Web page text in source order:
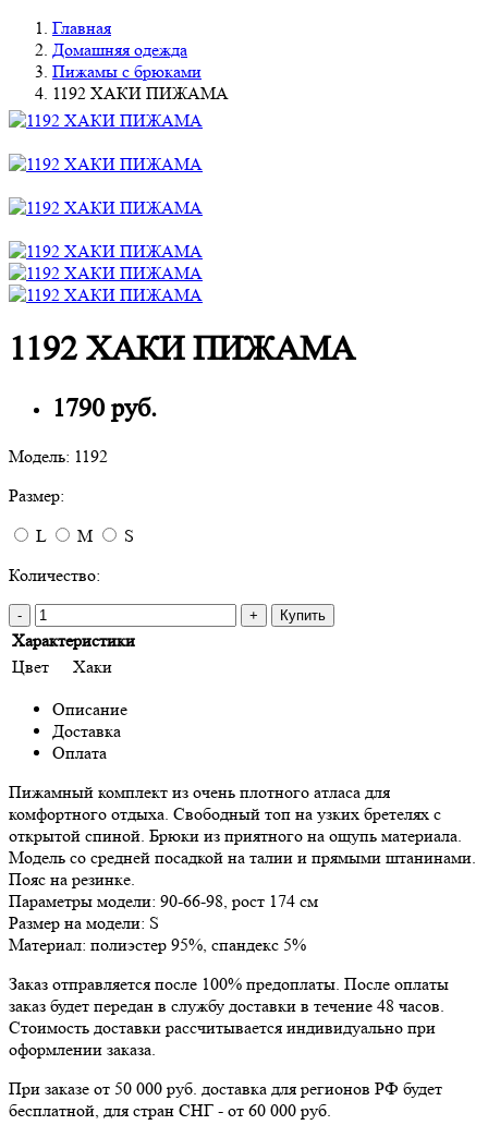
Главная
Домашняя одежда
Пижамы с брюками
1192 ХАКИ ПИЖАМА
1192 ХАКИ ПИЖАМА
1790 руб.
Модель: 1192
Размер:
L
M
S
Количество:
- + Купить
Характеристики
Цвет
Хаки
Описание
Доставка
Оплата
Пижамный комплект из очень плотного атласа для
комфортного отдыха. Свободный топ на узких бретелях с
открытой спиной. Брюки из приятного на ощупь материала.
Модель со средней посадкой на талии и прямыми штанинами.
Пояс на резинке.
Параметры модели: 90-66-98, рост 174 см
Размер на модели: S
Материал: полиэстер 95%, спандекс 5%
Заказ отправляется после 100% предоплаты. После оплаты
заказ будет передан в службу доставки в течение 48 часов.
Стоимость доставки рассчитывается индивидуально при
оформлении заказа.
При заказе от 50 000 руб. доставка для регионов РФ будет
бесплатной, для стран СНГ - от 60 000 руб.